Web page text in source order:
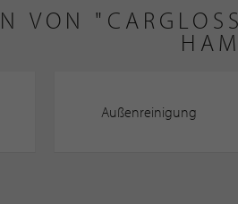
VON
Außenreinigung